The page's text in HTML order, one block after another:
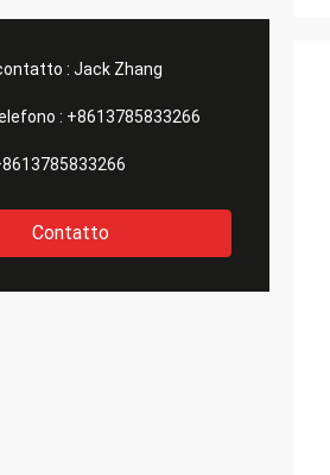
: Jack Zhang
: +8613785833266
Contatto